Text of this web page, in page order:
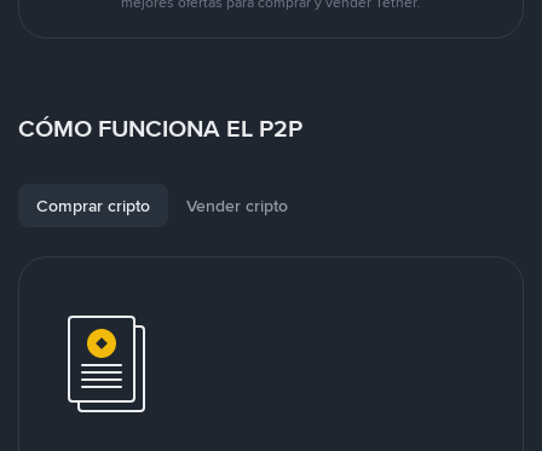
CÓMO FUNCIONA EL P2P
Comprar cripto Vender cripto